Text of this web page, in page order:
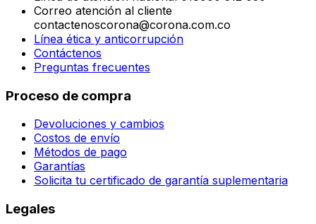
Correo atención al cliente
contactenoscorona@corona.com.co
Línea ética y anticorrupción
Contáctenos
Preguntas frecuentes
Proceso de compra
Devoluciones y cambios
Costos de envío
Métodos de pago
Garantías
Solicita tu certificado de garantía suplementaria
Legales